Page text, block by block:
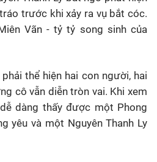
trước khi xảy ra vụ bắt cóc.
Vãn - tỷ tỷ song sinh của
thể hiện hai con người, hai
cô vẫn diễn tròn vai. Khi xem
dàng thấy được một Phong
yêu và một Nguyên Thanh Ly